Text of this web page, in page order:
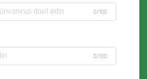
0/100
0/100